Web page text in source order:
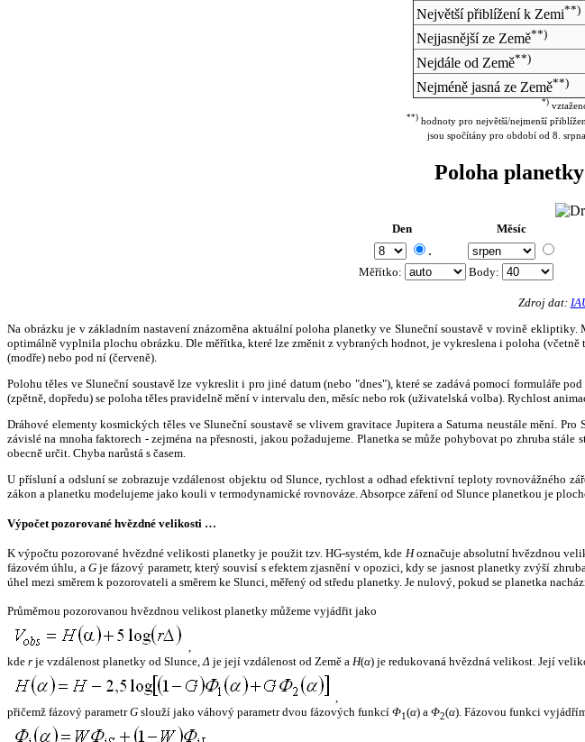
Největší přiblížení k Zemi**)
Nejjasnější ze Země**)
Nejdále od Země**)
Nejméně jasná ze Země**)
*)
**) hodnoty pro největší/nejmenší
jsou spočítány pro období od 8.
Poloha
Den Měsíc
.
Měřítko: Body:
Zdroj dat:
Na obrázku je v základním nastavení znázorněna aktuální poloha planetky ve Sluneční soustavě v rovině
optimálně vyplnila plochu obrázku. Dle měřítka, které lze změnit z vybraných hodnot, je vykreslena i poloha
(modře) nebo pod ní (červeně).
Polohu těles ve Sluneční soustavě lze vykreslit i pro jiné datum (nebo "dnes"), které se zadává pomocí formuláře
(zpětně, dopředu) se poloha těles pravidelně mění v intervalu den, měsíc nebo rok (uživatelská volba). Rychlost
Dráhové elementy kosmických těles ve Sluneční soustavě se vlivem gravitace Jupitera a Saturna neustále mění.
závislé na mnoha faktorech - zejména na přesnosti, jakou požadujeme. Planetka se může pohybovat po zhruba
obecně určit. Chyba narůstá s časem.
U přísluní a odsluní se zobrazuje vzdálenost objektu od Slunce, rychlost a odhad efektivní teploty rovnovážného
zákon a planetku modelujeme jako kouli v termodynamické rovnováze. Absorpce záření od Slunce planetkou je
Výpočet pozorované hvězdné velikosti …
K výpočtu pozorované hvězdné velikosti planetky je použit tzv. HG-systém, kde Hoznačuje absolutní hvězdnou
fázovém úhlu, a Gje fázový parametr, který souvisí s efektem zjasnění v opozici, kdy se jasnost planetky zvýší
úhel mezi směrem k pozorovateli a směrem ke Slunci, měřený od středu planetky. Je nulový, pokud se planetka
Průměrnou pozorovanou hvězdnou velikost planetky můžeme vyjádřit jako
,
kde r je vzdálenost planetky od Slunce,Δ je její vzdálenost od Země a H(α) je redukovaná hvězdná velikost. Její
,
přičemž fázový parametrG slouží jako váhový parametr dvou fázových funkcí Φ1(α) a Φ2(α). Fázovou funkci